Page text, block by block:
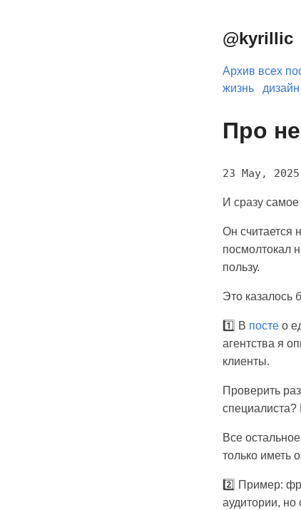
@kyrillic
Архив всех
жизнь
дизайн
Про
23 May, 2025
И сразу самое
Он считается
посмолтокал
пользу.
Это казалось
1️⃣ В посте о
агентства я
клиенты.
Проверить
Все
только иметь
2️⃣ Пример:
аудитории, но